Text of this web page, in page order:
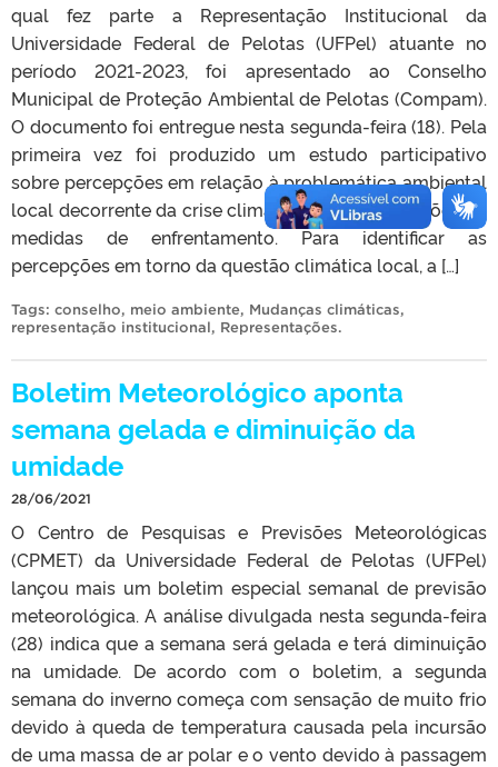
qual fez parte a Representação Institucional da
Universidade Federal de Pelotas (UFPel) atuante no
período 2021-2023, foi apresentado ao Conselho
Municipal de Proteção Ambiental de Pelotas (Compam).
O documento foi entregue nesta segunda-feira (18). Pela
primeira vez foi produzido um estudo participativo
sobre percepções em relação à problemática ambiental
local decorrente da crise climática, com proposições de
medidas de enfrentamento. Para identificar as
percepções em torno da questão climática local, a […]
Tags: conselho, meio ambiente, Mudanças climáticas,
representação institucional, Representações.
Boletim Meteorológico aponta
semana gelada e diminuição da
umidade
28/06/2021
O Centro de Pesquisas e Previsões Meteorológicas
(CPMET) da Universidade Federal de Pelotas (UFPel)
lançou mais um boletim especial semanal de previsão
meteorológica. A análise divulgada nesta segunda-feira
(28) indica que a semana será gelada e terá diminuição
na umidade. De acordo com o boletim, a segunda
semana do inverno começa com sensação de muito frio
devido à queda de temperatura causada pela incursão
de uma massa de ar polar e o vento devido à passagem